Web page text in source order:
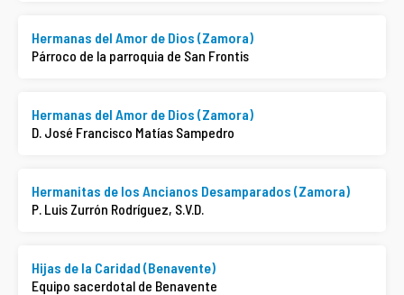
Hermanas del Amor de Dios (Zamora)
Párroco de la parroquia de San Frontis
Hermanas del Amor de Dios (Zamora)
D. José Francisco Matías Sampedro
Hermanitas de los Ancianos Desamparados (Zamora)
P. Luis Zurrón Rodríguez, S.V.D.
Hijas de la Caridad (Benavente)
Equipo sacerdotal de Benavente